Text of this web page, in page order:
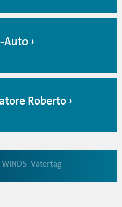
Auto
Roberto
WINDS Vatertag